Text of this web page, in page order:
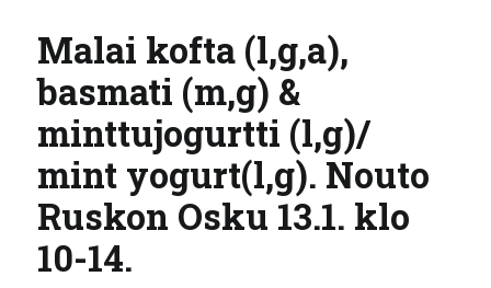
Malai kofta (l,g,a),
basmati (m,g) &
minttujogurtti (l,g)/
mint yogurt(l,g). Nouto
Ruskon Osku 13.1. klo
10-14.